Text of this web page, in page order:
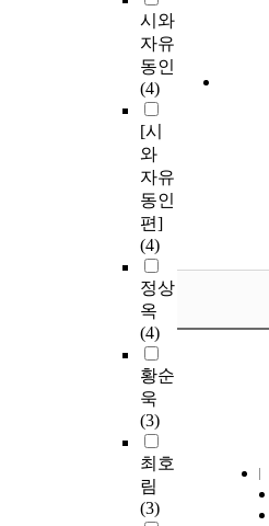
시와
자유
동인
(4)
[시
와
자유
동인
편]
(4)
정상
옥
(4)
황순
욱
(3)
최호
림
(3)